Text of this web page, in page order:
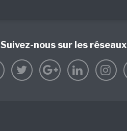
Suivez-nous sur les réseaux